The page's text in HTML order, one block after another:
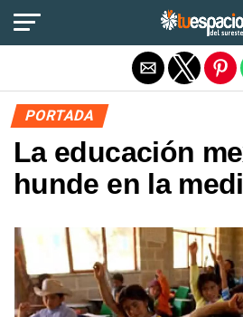
PORTADA
La educación
hunde en la
Salir de la versión